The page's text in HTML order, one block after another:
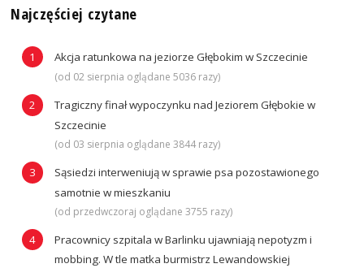
Najczęściej czytane
Akcja ratunkowa na jeziorze Głębokim w Szczecinie
(od 02 sierpnia oglądane 5036 razy)
Tragiczny finał wypoczynku nad Jeziorem Głębokie w
Szczecinie
(od 03 sierpnia oglądane 3844 razy)
Sąsiedzi interweniują w sprawie psa pozostawionego
samotnie w mieszkaniu
(od przedwczoraj oglądane 3755 razy)
Pracownicy szpitala w Barlinku ujawniają nepotyzm i
mobbing. W tle matka burmistrz Lewandowskiej